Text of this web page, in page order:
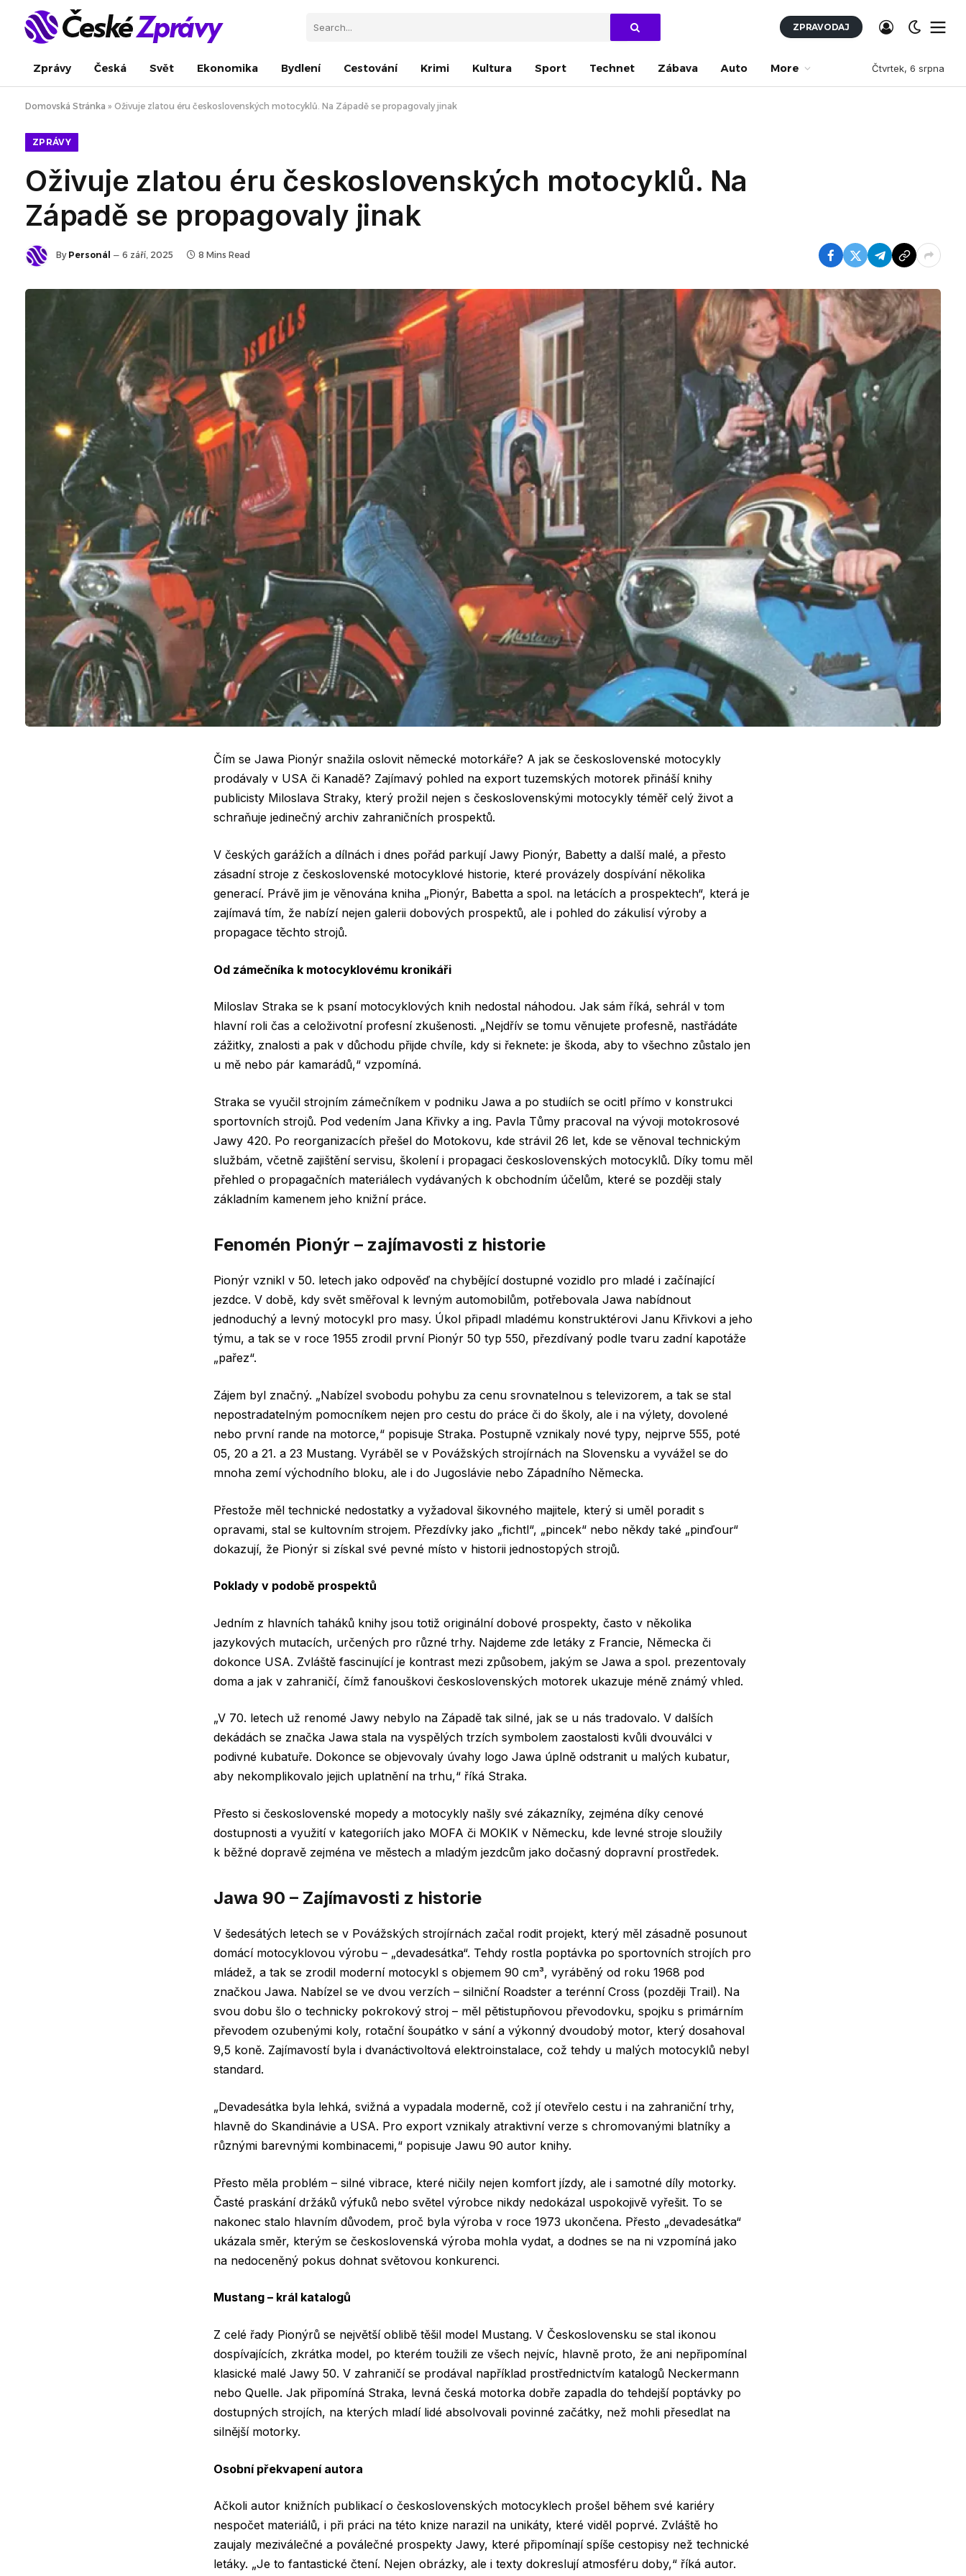
ZPRAVODAJ
Zprávy Česká Svět Ekonomika Bydlení Cestování Krimi Kultura Sport Technet Zábava Auto More Čtvrtek, 6 srpna
Domovská Stránka » Oživuje zlatou éru československých motocyklů. Na Západě se propagovaly jinak
ZPRÁVY
Oživuje zlatou éru československých motocyklů. Na
Západě se propagovaly jinak
By Personál 6 září, 2025 8 Mins Read
Čím se Jawa Pionýr snažila oslovit německé motorkáře? A jak se československé motocykly
prodávaly v USA či Kanadě? Zajímavý pohled na export tuzemských motorek přináší knihy
publicisty Miloslava Straky, který prožil nejen s československými motocykly téměř celý život a
schraňuje jedinečný archiv zahraničních prospektů.
V českých garážích a dílnách i dnes pořád parkují Jawy Pionýr, Babetty a další malé, a přesto
zásadní stroje z československé motocyklové historie, které provázely dospívání několika
generací. Právě jim je věnována kniha „Pionýr, Babetta a spol. na letácích a prospektech“, která je
zajímavá tím, že nabízí nejen galerii dobových prospektů, ale i pohled do zákulisí výroby a
propagace těchto strojů.
Od zámečníka k motocyklovému kronikáři
Miloslav Straka se k psaní motocyklových knih nedostal náhodou. Jak sám říká, sehrál v tom
hlavní roli čas a celoživotní profesní zkušenosti. „Nejdřív se tomu věnujete profesně, nastřádáte
zážitky, znalosti a pak v důchodu přijde chvíle, kdy si řeknete: je škoda, aby to všechno zůstalo jen
u mě nebo pár kamarádů,“ vzpomíná.
Straka se vyučil strojním zámečníkem v podniku Jawa a po studiích se ocitl přímo v konstrukci
sportovních strojů. Pod vedením Jana Křivky a ing. Pavla Tůmy pracoval na vývoji motokrosové
Jawy 420. Po reorganizacích přešel do Motokovu, kde strávil 26 let, kde se věnoval technickým
službám, včetně zajištění servisu, školení i propagaci československých motocyklů. Díky tomu měl
přehled o propagačních materiálech vydávaných k obchodním účelům, které se později staly
základním kamenem jeho knižní práce.
Fenomén Pionýr – zajímavosti z historie
Pionýr vznikl v 50. letech jako odpověď na chybějící dostupné vozidlo pro mladé i začínající
jezdce. V době, kdy svět směřoval k levným automobilům, potřebovala Jawa nabídnout
jednoduchý a levný motocykl pro masy. Úkol připadl mladému konstruktérovi Janu Křivkovi a jeho
týmu, a tak se v roce 1955 zrodil první Pionýr 50 typ 550, přezdívaný podle tvaru zadní kapotáže
„pařez“.
Zájem byl značný. „Nabízel svobodu pohybu za cenu srovnatelnou s televizorem, a tak se stal
nepostradatelným pomocníkem nejen pro cestu do práce či do školy, ale i na výlety, dovolené
nebo první rande na motorce,“ popisuje Straka. Postupně vznikaly nové typy, nejprve 555, poté
05, 20 a 21. a 23 Mustang. Vyráběl se v Povážských strojírnách na Slovensku a vyvážel se do
mnoha zemí východního bloku, ale i do Jugoslávie nebo Západního Německa.
Přestože měl technické nedostatky a vyžadoval šikovného majitele, který si uměl poradit s
opravami, stal se kultovním strojem. Přezdívky jako „fichtl“, „pincek“ nebo někdy také „pinďour“
dokazují, že Pionýr si získal své pevné místo v historii jednostopých strojů.
Poklady v podobě prospektů
Jedním z hlavních taháků knihy jsou totiž originální dobové prospekty, často v několika
jazykových mutacích, určených pro různé trhy. Najdeme zde letáky z Francie, Německa či
dokonce USA. Zvláště fascinující je kontrast mezi způsobem, jakým se Jawa a spol. prezentovaly
doma a jak v zahraničí, čímž fanouškovi československých motorek ukazuje méně známý vhled.
„V 70. letech už renomé Jawy nebylo na Západě tak silné, jak se u nás tradovalo. V dalších
dekádách se značka Jawa stala na vyspělých trzích symbolem zaostalosti kvůli dvouválci v
podivné kubatuře. Dokonce se objevovaly úvahy logo Jawa úplně odstranit u malých kubatur,
aby nekomplikovalo jejich uplatnění na trhu,“ říká Straka.
Přesto si československé mopedy a motocykly našly své zákazníky, zejména díky cenové
dostupnosti a využití v kategoriích jako MOFA či MOKIK v Německu, kde levné stroje sloužily
k běžné dopravě zejména ve městech a mladým jezdcům jako dočasný dopravní prostředek.
Jawa 90 – Zajímavosti z historie
V šedesátých letech se v Povážských strojírnách začal rodit projekt, který měl zásadně posunout
domácí motocyklovou výrobu – „devadesátka“. Tehdy rostla poptávka po sportovních strojích pro
mládež, a tak se zrodil moderní motocykl s objemem 90 cm³, vyráběný od roku 1968 pod
značkou Jawa. Nabízel se ve dvou verzích – silniční Roadster a terénní Cross (později Trail). Na
svou dobu šlo o technicky pokrokový stroj – měl pětistupňovou převodovku, spojku s primárním
převodem ozubenými koly, rotační šoupátko v sání a výkonný dvoudobý motor, který dosahoval
9,5 koně. Zajímavostí byla i dvanáctivoltová elektroinstalace, což tehdy u malých motocyklů nebyl
standard.
„Devadesátka byla lehká, svižná a vypadala moderně, což jí otevřelo cestu i na zahraniční trhy,
hlavně do Skandinávie a USA. Pro export vznikaly atraktivní verze s chromovanými blatníky a
různými barevnými kombinacemi,“ popisuje Jawu 90 autor knihy.
Přesto měla problém – silné vibrace, které ničily nejen komfort jízdy, ale i samotné díly motorky.
Časté praskání držáků výfuků nebo světel výrobce nikdy nedokázal uspokojivě vyřešit. To se
nakonec stalo hlavním důvodem, proč byla výroba v roce 1973 ukončena. Přesto „devadesátka“
ukázala směr, kterým se československá výroba mohla vydat, a dodnes se na ni vzpomíná jako
na nedoceněný pokus dohnat světovou konkurenci.
Mustang – král katalogů
Z celé řady Pionýrů se největší oblibě těšil model Mustang. V Československu se stal ikonou
dospívajících, zkrátka model, po kterém toužili ze všech nejvíc, hlavně proto, že ani nepřipomínal
klasické malé Jawy 50. V zahraničí se prodával například prostřednictvím katalogů Neckermann
nebo Quelle. Jak připomíná Straka, levná česká motorka dobře zapadla do tehdejší poptávky po
dostupných strojích, na kterých mladí lidé absolvovali povinné začátky, než mohli přesedlat na
silnější motorky.
Osobní překvapení autora
Ačkoli autor knižních publikací o československých motocyklech prošel během své kariéry
nespočet materiálů, i při práci na této knize narazil na unikáty, které viděl poprvé. Zvláště ho
zaujaly meziválečné a poválečné prospekty Jawy, které připomínají spíše cestopisy než technické
letáky. „Je to fantastické čtení. Nejen obrázky, ale i texty dokreslují atmosféru doby,“ říká autor.